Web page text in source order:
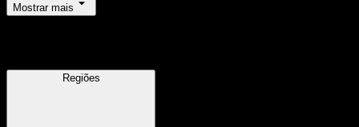
Mostrar mais
Regiões